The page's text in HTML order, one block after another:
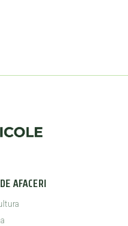
AFACERI